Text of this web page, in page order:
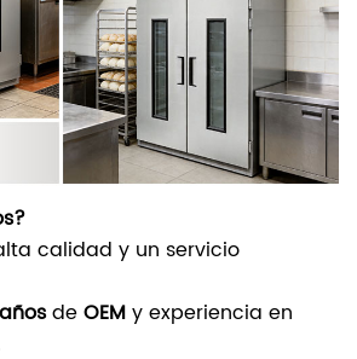
calidad y un servicio
deOEMy experiencia en